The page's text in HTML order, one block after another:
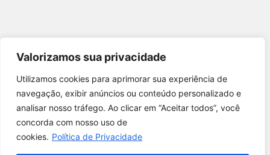
Utilizamos cookies para oferecer melhor
experiência, melhorar o desempenho, analisar
como você interage em nosso site e
personalizar conteúdo.
Valorizamos sua privacidade
Utilizamos cookies para aprimorar sua experiência de
navegação, exibir anúncios ou conteúdo personalizado e
analisar nosso tráfego. Ao clicar em “Aceitar todos”, você
concorda com nosso uso de
cookies. Política de Privacidade